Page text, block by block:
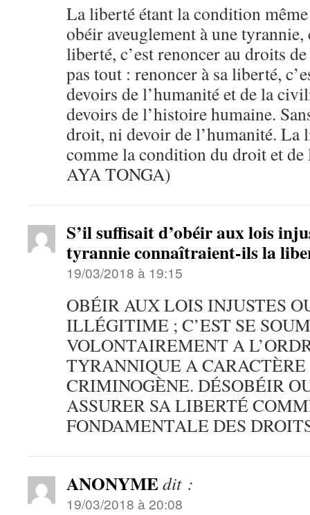
La liberté étant la condition
obéir aveuglement à une tyrannie,
liberté, c’est renoncer au droits
pas tout : renoncer à sa liberté,
devoirs de l’humanité et de la
devoirs de l’histoire humaine.
droit, ni devoir de l’humanité. La
comme la condition du droit et
AYA TONGA)
S’il suffisait d’obéir aux lois
tyrannie connaîtraient-ils la
19/03/2018 à 19:15
OBÉIR AUX LOIS INJUSTES
ILLÉGITIME ; C’EST SE
VOLONTAIREMENT A
TYRANNIQUE A
CRIMINOGÈNE. DÉSOBÉIR
ASSURER SA LIBERTÉ
FONDAMENTALE DES
ANONYMEdit :
19/03/2018 à 20:08